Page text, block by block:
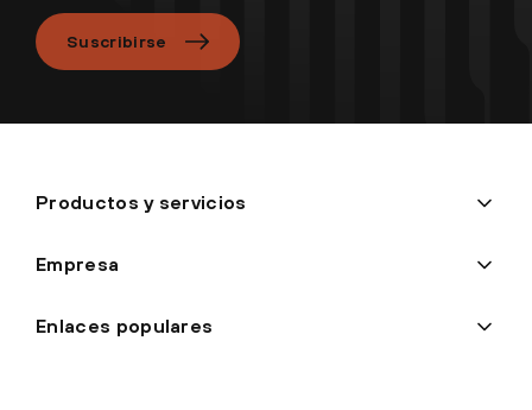
Suscribirse
Productos y servicios
Empresa
Enlaces populares